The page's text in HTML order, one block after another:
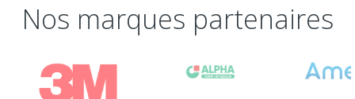
Nos marques partenaires